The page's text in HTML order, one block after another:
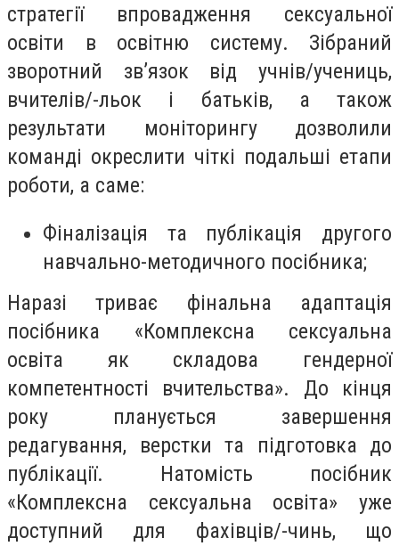
стратегії впровадження сексуальної
освіти в освітню систему. Зібраний
зворотний зв’язок від учнів/учениць,
вчителів/-льок і батьків, а також
результати моніторингу дозволили
команді окреслити чіткі подальші етапи
роботи, а саме:
Фіналізація та публікація другого
навчально-методичного посібника;
Наразі триває фінальна адаптація
посібника «Комплексна сексуальна
освіта як складова гендерної
компетентності вчительства». До кінця
року планується завершення
редагування, верстки та підготовка до
публікації. Натомість посібник
«Комплексна сексуальна освіта» уже
доступний для фахівців/-чинь, що